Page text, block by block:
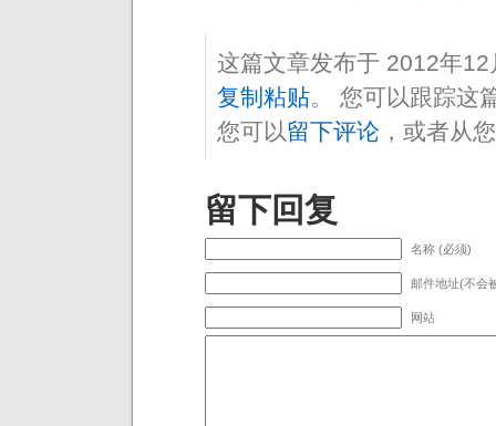
这篇文章发布于 2012年
复制粘贴。 您可以跟踪这
您可以留下评论 ，或者从
留下回复
名称 (必须)
邮件地址(不会
网站